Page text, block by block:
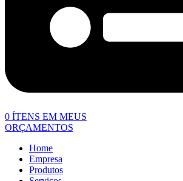
0 ÍTENS EM MEUS
ORÇAMENTOS
Home
Empresa
Produtos